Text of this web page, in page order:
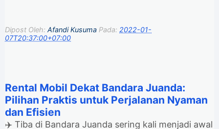
Dipost Oleh: Afandi Kusuma Pada: 2022-01-
07T20:37:00+07:00
Rental Mobil Dekat Bandara Juanda:
Pilihan Praktis untuk Perjalanan Nyaman
dan Efisien
✈️ Tiba di Bandara Juanda sering kali menjadi awal